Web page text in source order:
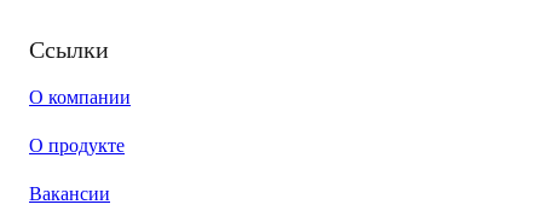
Ссылки
О компании
О продукте
Вакансии